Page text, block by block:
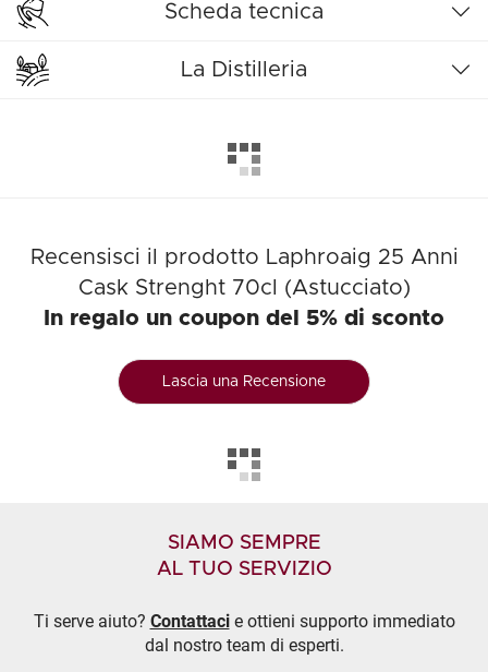
Scheda tecnica
La Distilleria
Recensisci il prodotto Laphroaig 25 Anni
Cask Strenght 70cl (Astucciato)
In regalo un coupon del 5% di sconto
Lascia una Recensione
SIAMO SEMPRE
AL TUO SERVIZIO
Ti serve aiuto? Contattacie ottieni supporto immediato
dal nostro team di esperti.